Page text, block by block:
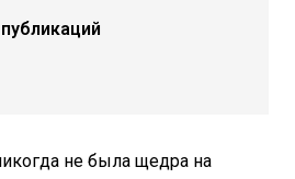
не была щедра на